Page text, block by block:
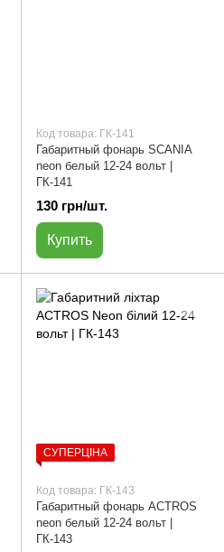
Код товара: ГК-141
Габаритный фонарь SCANIA
neon белый 12-24 вольт |
ГК-141
130 грн/шт.
Купить
СУПЕРЦІНА
Код товара: ГК-143
Габаритный фонарь ACTROS
neon белый 12-24 вольт |
ГК-143